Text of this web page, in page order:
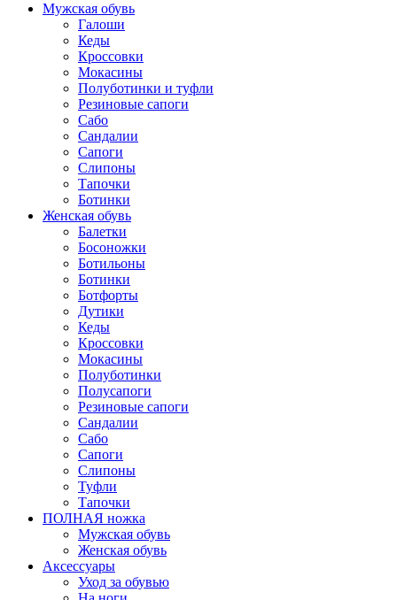
Мужская обувь
Галоши
Кеды
Кроссовки
Мокасины
Полуботинки и туфли
Резиновые сапоги
Сабо
Сандалии
Сапоги
Слипоны
Тапочки
Ботинки
Женская обувь
Балетки
Босоножки
Ботильоны
Ботинки
Ботфорты
Дутики
Кеды
Кроссовки
Мокасины
Полуботинки
Полусапоги
Резиновые сапоги
Сандалии
Сабо
Сапоги
Слипоны
Туфли
Тапочки
ПОЛНАЯ ножка
Мужская обувь
Женская обувь
Аксессуары
Уход за обувью